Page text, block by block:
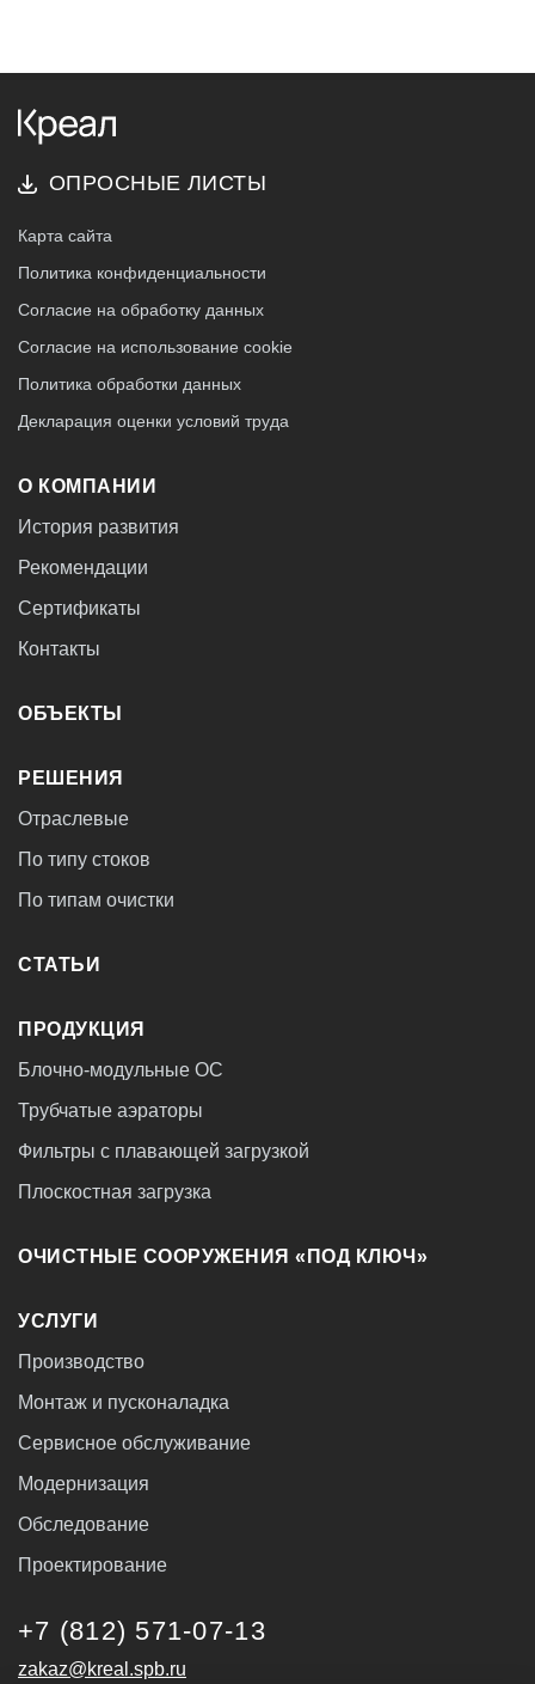
ОПРОСНЫЕ ЛИСТЫ
Карта сайта
Политика конфиденциальности
Согласие на обработку данных
Согласие на использование cookie
Политика обработки данных
Декларация оценки условий труда
О КОМПАНИИ
История развития
Рекомендации
Сертификаты
Контакты
ОБЪЕКТЫ
РЕШЕНИЯ
Отраслевые
По типу стоков
По типам очистки
СТАТЬИ
ПРОДУКЦИЯ
Блочно-модульные ОС
Трубчатые аэраторы
Фильтры с плавающей загрузкой
Плоскостная загрузка
ОЧИСТНЫЕ СООРУЖЕНИЯ «ПОД КЛЮЧ»
УСЛУГИ
Производство
Монтаж и пусконаладка
Сервисное обслуживание
Модернизация
Обследование
Проектирование
+7 (812) 571-07-13
zakaz@kreal.spb.ru